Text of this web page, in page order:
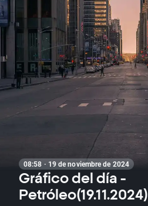
08:58 · 19 de noviembre de 2024
Gráfico del día -
Petróleo(19.11.2024)